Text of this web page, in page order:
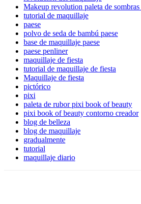
Makeup revolution paleta de
tutorial de maquillaje
paese
polvo de seda de bambú paese
base de maquillaje paese
paese penliner
maquillaje de fiesta
tutorial de maquillaje de fiesta
Maquillaje de fiesta
pictórico
pixi
paleta de rubor pixi book of beauty
pixi book of beauty contorno creador
blog de belleza
blog de maquillaje
gradualmente
tutorial
maquillaje diario